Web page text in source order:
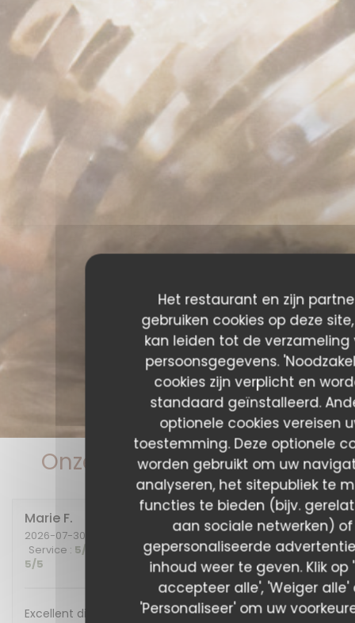
Het restaurant en zijn
gebruiken cookies op deze
kan leiden tot de verzameling
persoonsgegevens.
cookies zijn verplicht en
standaard geïnstalleerd.
optionele cookies vereisen
toestemming. Deze optionele
worden gebruikt om uw
analyseren, het sitepubliek te
functies te bieden (bijv.
aan sociale netwerken) of
gepersonaliseerde
inhoud weer te geven. Klik op
accepteer alle', 'Weiger alle'
'Personaliseer' om uw
Onze gastbeoordelingen
Marie F
2026-07-30 - 20:00 - Gasten 2
Service : 5/5 Atmosfeer:5/5 Keuken:5/5 Kwaliteit / Prijs:
5/5
Excellent diner et excellente soirée, nous